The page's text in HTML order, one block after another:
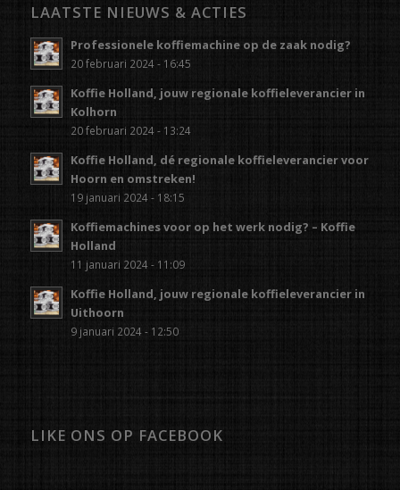
LAATSTE NIEUWS & ACTIES
Professionele koffiemachine op de zaak nodig?
20 februari 2024 - 16:45
Koffie Holland, jouw regionale koffieleverancier in
Kolhorn
20 februari 2024 - 13:24
Koffie Holland, dé regionale koffieleverancier voor
Hoorn en omstreken!
19 januari 2024 - 18:15
Koffiemachines voor op het werk nodig? – Koffie
Holland
11 januari 2024 - 11:09
Koffie Holland, jouw regionale koffieleverancier in
Uithoorn
9 januari 2024 - 12:50
LIKE ONS OP FACEBOOK